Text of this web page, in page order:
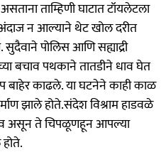
ताम्हिणी घाटात टॉयलेटला
न आल्याने थेट खोल दरीत
पोलिस आणि सह्याद्री
बचाव पथकाने तातडीने धाव घेत
बाहेर काढले. या घटनेने काही काळ
झाले होते.संदेश विश्राम हाडवळे
असून ते चिपळूणहून आपल्या